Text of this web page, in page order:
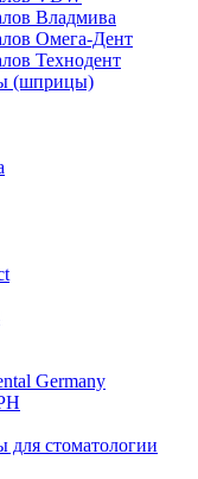
Владмива
Омега-Дент
Технодент
(шприцы)
Germany
стоматологии